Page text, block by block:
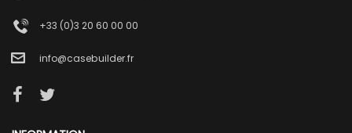
+33 (0)3 20 60 00 00
info@casebuilder.fr